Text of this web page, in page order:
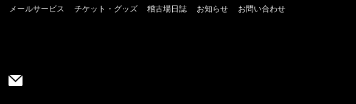
メールサービス チケット・グッズ 稽古場日誌 お知らせ お問い合わせ